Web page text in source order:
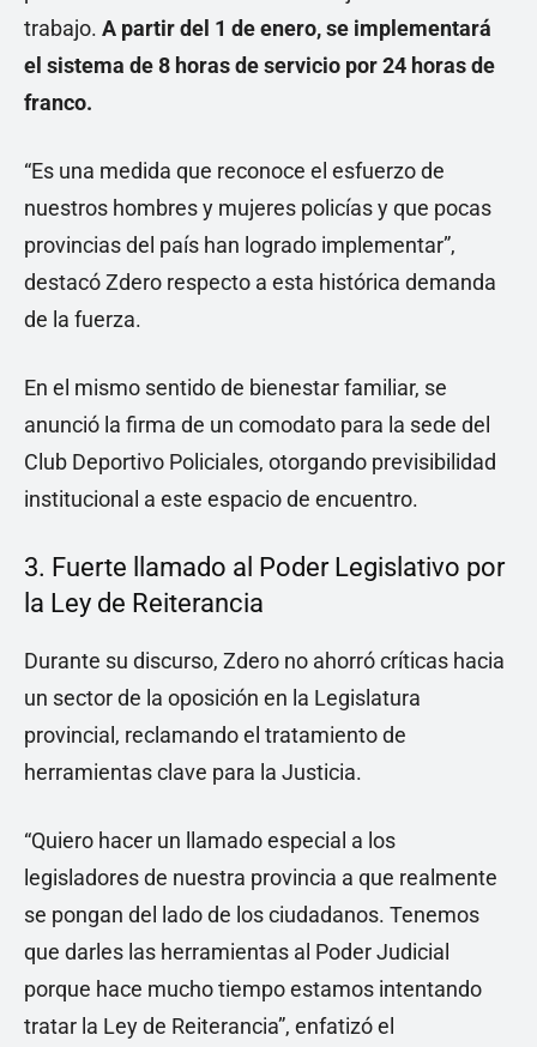
trabajo. A partir del 1 de enero, se implementará
el sistema de 8 horas de servicio por 24 horas de
franco.
“Es una medida que reconoce el esfuerzo de
nuestros hombres y mujeres policías y que pocas
provincias del país han logrado implementar”,
destacó Zdero respecto a esta histórica demanda
de la fuerza.
En el mismo sentido de bienestar familiar, se
anunció la firma de un comodato para la sede del
Club Deportivo Policiales, otorgando previsibilidad
institucional a este espacio de encuentro.
3. Fuerte llamado al Poder Legislativo por
la Ley de Reiterancia
Durante su discurso, Zdero no ahorró críticas hacia
un sector de la oposición en la Legislatura
provincial, reclamando el tratamiento de
herramientas clave para la Justicia.
“Quiero hacer un llamado especial a los
legisladores de nuestra provincia a que realmente
se pongan del lado de los ciudadanos. Tenemos
que darles las herramientas al Poder Judicial
porque hace mucho tiempo estamos intentando
tratar la Ley de Reiterancia”, enfatizó el